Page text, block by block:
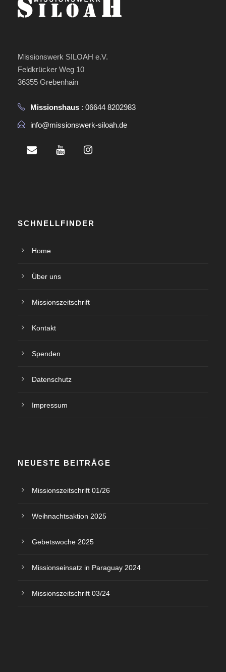
Missionswerk SILOAH e.V.
Feldkrücker Weg 10
36355 Grebenhain
Missionshaus : 06644 8202983
info@missionswerk-siloah.de
SCHNELLFINDER
Home
Über uns
Missionszeitschrift
Kontakt
Spenden
Datenschutz
Impressum
NEUESTE BEITRÄGE
Missionszeitschrift 01/26
Weihnachtsaktion 2025
Gebetswoche 2025
Missionseinsatz in Paraguay 2024
Missionszeitschrift 03/24